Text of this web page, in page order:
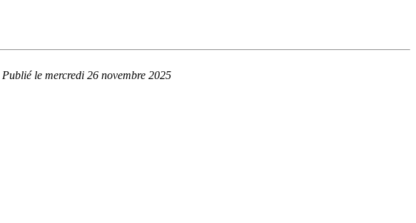
Publiéle mercredi 26 novembre 2025